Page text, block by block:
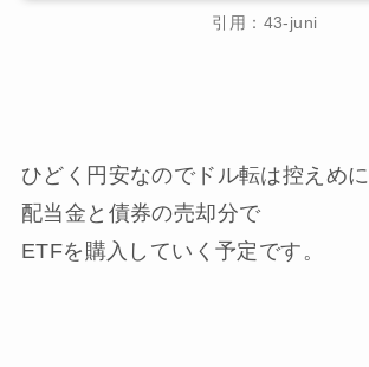
引用：43-juni
ひどく円安なのでドル転は控えめに
配当金と債券の売却分で
ETFを購入していく予定です。